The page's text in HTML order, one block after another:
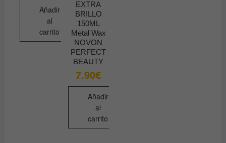
Añadir
al
carrito
EXTRA
BRILLO
150ML
Metal Wax
NOVON
PERFECT
BEAUTY
7.90€
Añadir
al
carrito